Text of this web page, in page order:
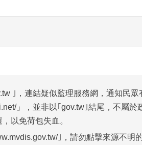
｣，連結疑似監理服務網，通知民眾
」，並非以｢gov.tw｣結尾，不屬於
以免荷包失血。
｣，請勿點擊來源不明